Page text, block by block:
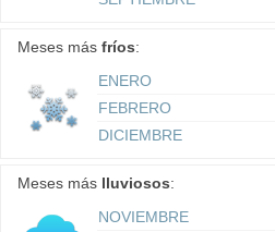
Meses más fríos:
ENERO
FEBRERO
DICIEMBRE
Meses más lluviosos:
NOVIEMBRE